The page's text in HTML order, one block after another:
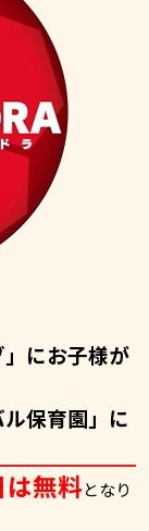
にお子様が
保育園」に
無料となり